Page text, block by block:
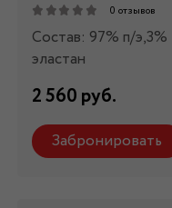
0 отзывов
Состав: 97% п/э,3%
эластан
2 560 руб.
Забронировать